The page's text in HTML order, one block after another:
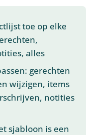
toe op elke
alles
gerechten
wijzigen, items
notities
sjabloon is een